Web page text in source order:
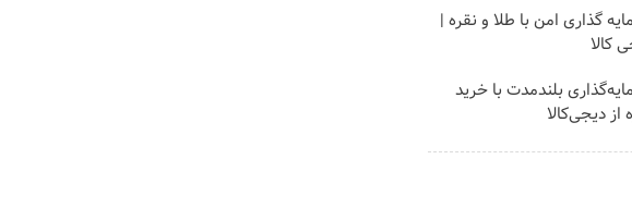
گذاری امن با طلا و نقره |
کالا
بلندمدت با خرید
از دیجی‌کالا